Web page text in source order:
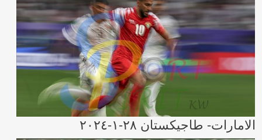
الامارات- طاجيكستان ٢٨-١-٢٠٢٤